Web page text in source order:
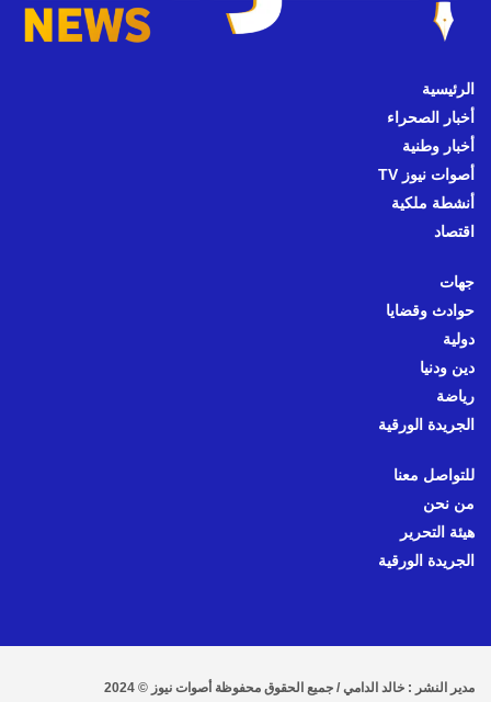
الرئيسية
أخبار الصحراء
أخبار وطنية
أصوات نيوز TV
أنشطة ملكية
اقتصاد
جهات
حوادث وقضايا
دولية
دين ودنيا
رياضة
الجريدة الورقية
للتواصل معنا
من نحن
هيئة التحرير
الجريدة الورقية
مدير النشر : خالد الدامي / جميع الحقوق محفوظة أصوات نيوز © 2024